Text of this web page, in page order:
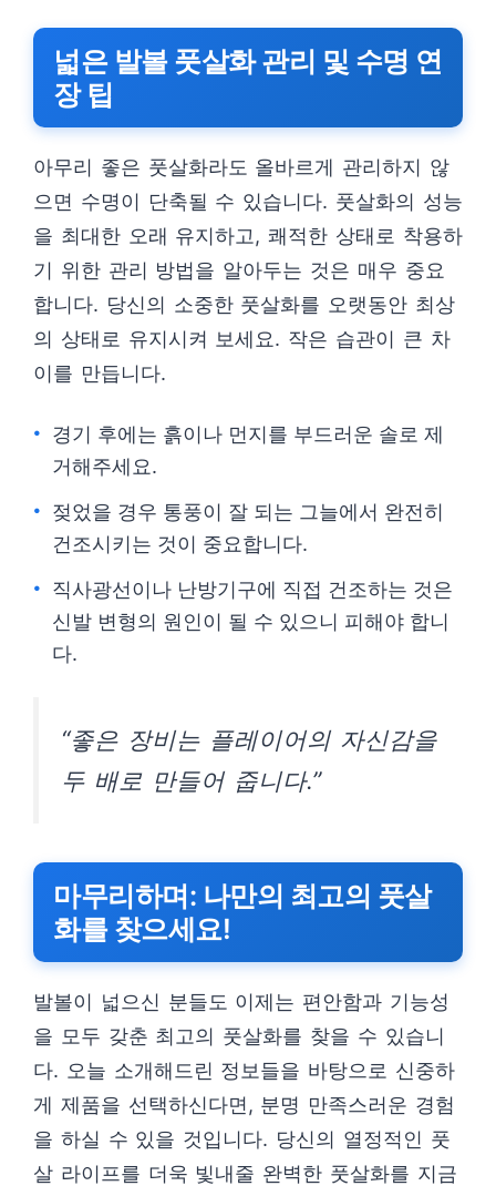
넓은 발볼 풋살화 관리 및 수명 연
장 팁
아무리 좋은 풋살화라도 올바르게 관리하지 않
으면 수명이 단축될 수 있습니다. 풋살화의 성능
을 최대한 오래 유지하고, 쾌적한 상태로 착용하
기 위한 관리 방법을 알아두는 것은 매우 중요
합니다. 당신의 소중한 풋살화를 오랫동안 최상
의 상태로 유지시켜 보세요. 작은 습관이 큰 차
이를 만듭니다.
경기 후에는 흙이나 먼지를 부드러운 솔로 제
거해주세요.
젖었을 경우 통풍이 잘 되는 그늘에서 완전히
건조시키는 것이 중요합니다.
직사광선이나 난방기구에 직접 건조하는 것은
신발 변형의 원인이 될 수 있으니 피해야 합니
다.
“좋은 장비는 플레이어의 자신감을
두 배로 만들어 줍니다.”
마무리하며: 나만의 최고의 풋살
화를 찾으세요!
발볼이 넓으신 분들도 이제는 편안함과 기능성
을 모두 갖춘 최고의 풋살화를 찾을 수 있습니
다. 오늘 소개해드린 정보들을 바탕으로 신중하
게 제품을 선택하신다면, 분명 만족스러운 경험
을 하실 수 있을 것입니다. 당신의 열정적인 풋
살 라이프를 더욱 빛내줄 완벽한 풋살화를 지금